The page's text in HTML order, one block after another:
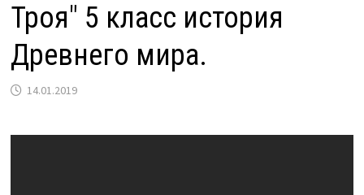
Троя" 5 класс история
Древнего мира.
14.01.2019